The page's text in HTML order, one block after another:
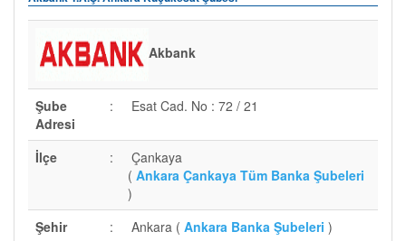
Akbank
Şube
Adresi
: Esat Cad. No : 72 / 21
İlçe :
Çankaya
( Ankara Çankaya Tüm Banka Şubeleri
)
Şehir
: Ankara ( Ankara Banka Şubeleri )